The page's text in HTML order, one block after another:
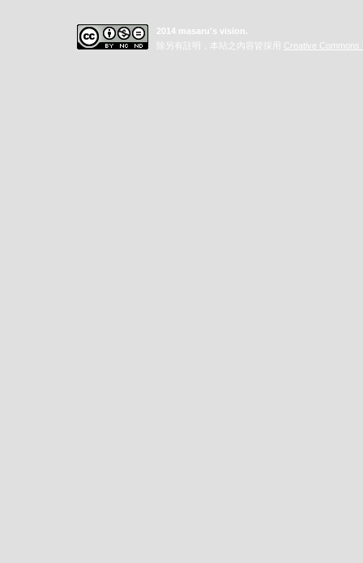
2014 masaru's vision.
除另有註明，本站之內容皆採用 Creative Commons